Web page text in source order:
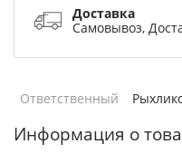
Доставка
Самовывоз,
Ответственный
Информация о